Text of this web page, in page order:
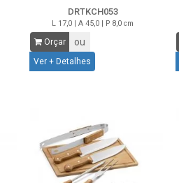
DRTKCH053
L 17,0 | A 45,0 | P 8,0 cm
Orçar ou
Ver + Detalhes